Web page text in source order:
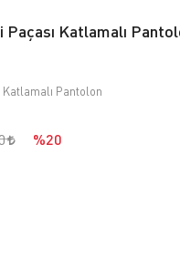
Katlamalı
Pantolon
%20